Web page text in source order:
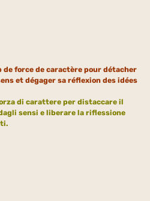
de force de caractère pour détacher
et dégager sa réflexion des idées
di carattere per distaccare il
sensi e liberare la riflessione